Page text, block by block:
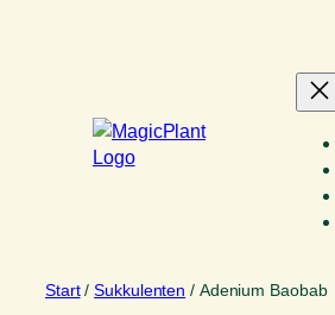
Start/Sukkulenten / Adenium Baobab